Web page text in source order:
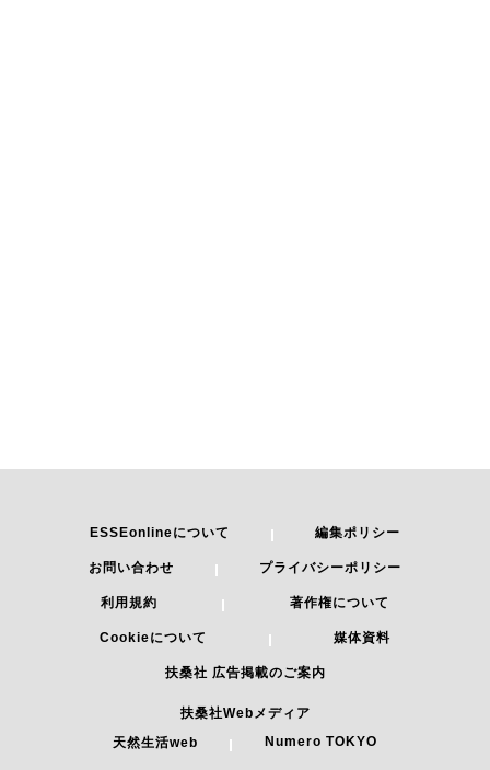
ESSEonlineについて 編集ポリシー
お問い合わせ プライバシーポリシー
利用規約 著作権について
Cookieについて 媒体資料
扶桑社 広告掲載のご案内
扶桑社Webメディア
天然生活web
Numero TOKYO